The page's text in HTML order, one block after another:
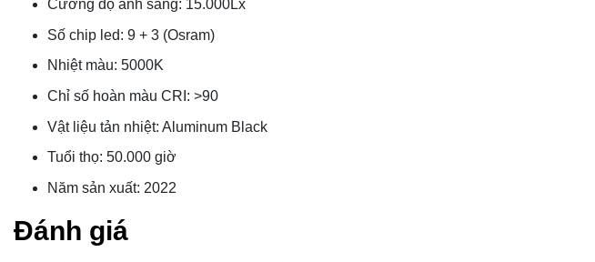
Cường độ ánh sáng: 15.000Lx
Số chip led: 9 + 3 (Osram)
Nhiệt màu: 5000K
Chỉ số hoàn màu CRI: >90
Vật liệu tản nhiệt: Aluminum Black
Tuổi thọ: 50.000 giờ
Năm sản xuất: 2022
Đánh giá